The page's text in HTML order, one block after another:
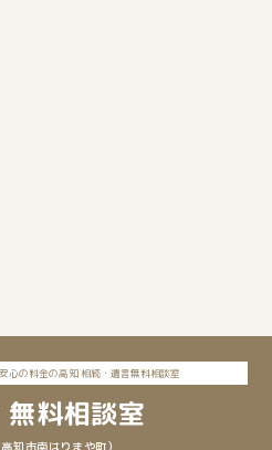
心の料金の高知 相続・遺言無料相談室
料相談室
高知市南はりまや町）